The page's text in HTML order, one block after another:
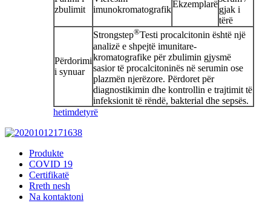
zbulimit
imunokromatografik
Ekzemplarë
gjak i
tërë
Përdorimi
i synuar
Strongstep®Testi procalcitonin është një
analizë e shpejtë imunitare-
kromatografike për zbulimin gjysmë
sasior të procalcitoninës në serumin ose
plazmën njerëzore. Përdoret për
diagnostikimin dhe kontrollin e trajtimit të
infeksionit të rëndë, bakterial dhe sepsës.
hetimdetyrë
Produkte
COVID 19
Certifikatë
Rreth nesh
Na kontaktoni